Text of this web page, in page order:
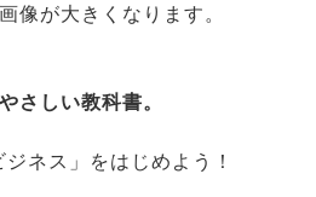
像が大きくなります。
さしい教科書。
ネス」をはじめよう！